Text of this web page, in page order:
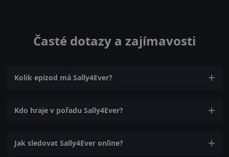
Časté dotazy a zajímavosti
Kolik epizod má Sally4Ever?
Kdo hraje v pořadu Sally4Ever?
Jak sledovat Sally4Ever online?